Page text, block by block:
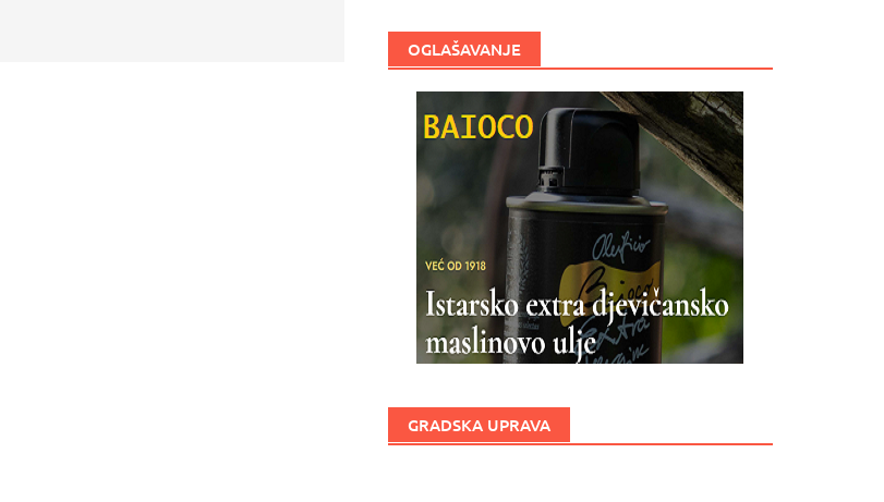
OGLAŠAVANJE
GRADSKA UPRAVA